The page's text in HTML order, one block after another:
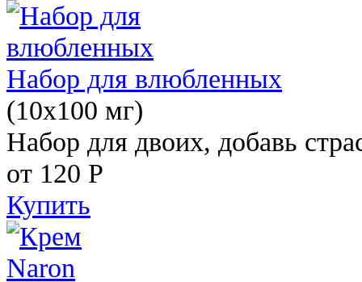
Набор для влюбленных
(10х100 мг)
Набор для двоих, добавь
от 120 Р
Купить